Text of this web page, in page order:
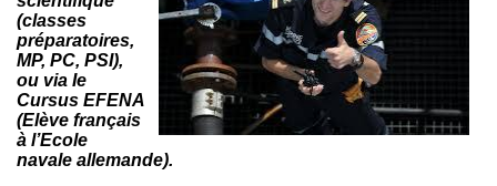
(classes
préparatoires,
MP, PC, PSI),
ou via Ie
Cursus EFENA
(Elève français
à l’Ecole
navale allemande).